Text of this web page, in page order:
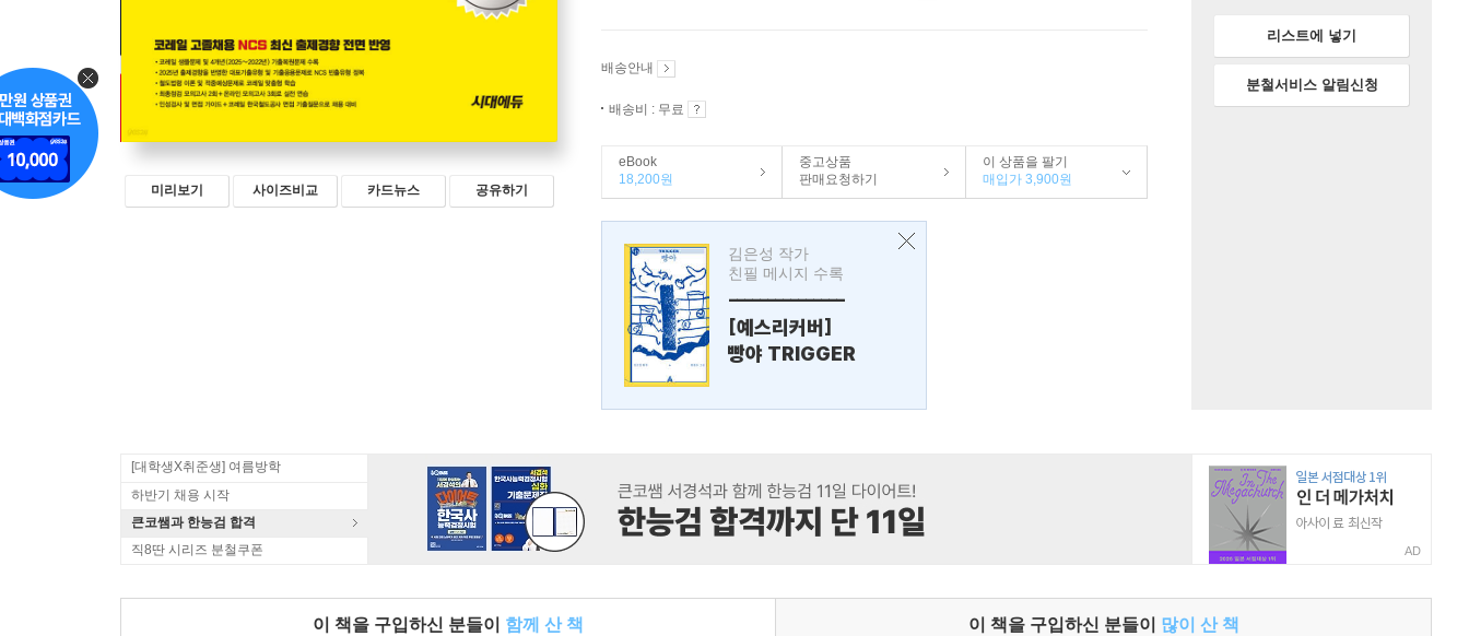
미리보기 사이즈비교 카드뉴스 공유하기
배송안내
배송비 : 무료
eBook
18,200원
중고상품
판매요청하기
이 상품을 팔기
매입가 3,900원
김은성 작가
친필 메시지 수록
---------------
[예스리커버]
빵야 TRIGGER
리스트에 넣기
분철서비스 알림신청
[대학생X취준생] 여름방학
하반기 채용 시작
큰코쌤과 한능검 합격
직8딴 시리즈 분철쿠폰
AD
이 책을 구입하신 분들이 함께 산 책 이 책을 구입하신 분들이 많이 산 책